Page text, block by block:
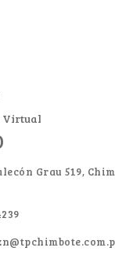
Virtual
Grau 519,